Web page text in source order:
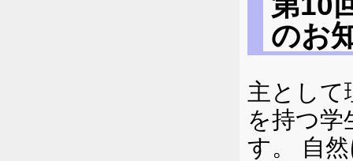
のお
主として
を持つ学
す。 自